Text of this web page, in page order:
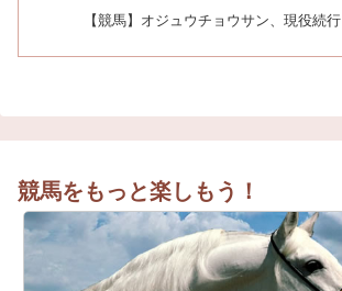
【競馬】オジュウチョウサン、現役続行
競馬をもっと楽しもう！